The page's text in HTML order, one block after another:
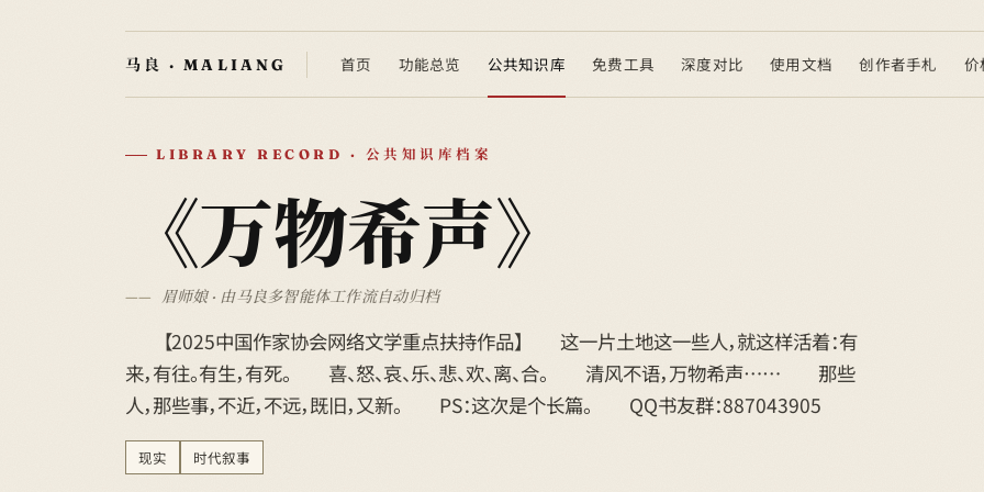
首页 功能总览 公共知识库 免费工具 深度对比 使用文档 创作者手札 价
LIBRARY RECORD · 公共知识库档案
《万物希声》
眉师娘 · 由马良多智能体工作流自动归档
【2025中国作家协会网络文学重点扶持作品】 这一片土地这一些人，就这样活着：有
来，有往。有生，有死。 喜、怒、哀、乐、悲、欢、离、合。 清风不语，万物希声…… 那些
人，那些事，不近，不远，既旧，又新。 PS：这次是个长篇。 QQ书友群：887043905
现实 时代叙事